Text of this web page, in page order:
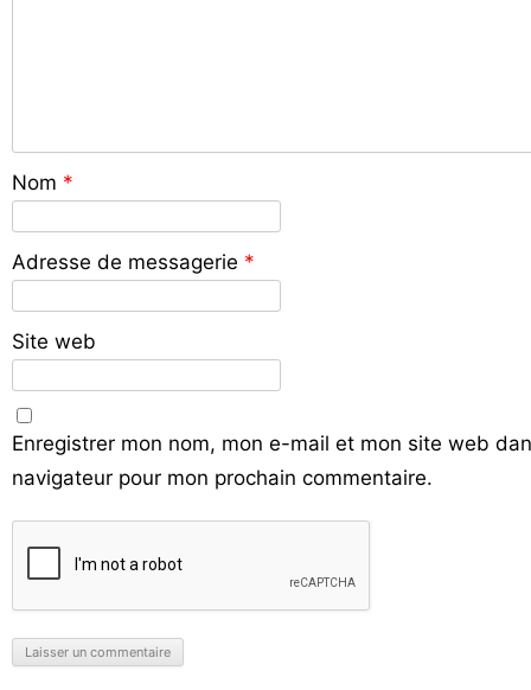
Nom *
Adresse de messagerie *
Site web
Enregistrer mon nom, mon e-mail et mon site web
navigateur pour mon prochain commentaire.